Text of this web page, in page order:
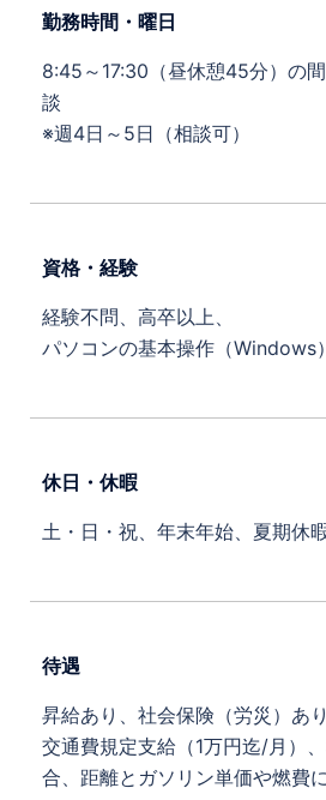
勤務時間・曜日
8:45～17:30（昼休憩45分）の
談
※週4日～5日（相談可）
資格・経験
経験不問、高卒以上、
パソコンの基本操作（Windows）
休日・休暇
土・日・祝、年末年始、夏期休
待遇
昇給あり、社会保険（労災）あり
交通費規定支給（1万円迄/月）
合、距離とガソリン単価や燃費